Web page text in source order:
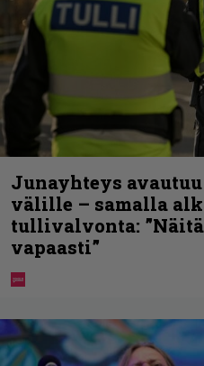
Junayhteys
välille – samalla
tullivalvonta: ”Näitä
vapaasti”